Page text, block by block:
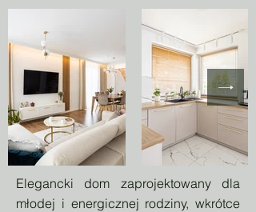
Elegancki dom zaprojektowany dla
młodej i energicznej rodziny, wkrótce